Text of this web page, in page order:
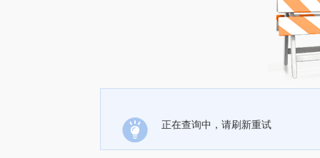
正在查询中，请刷新重试